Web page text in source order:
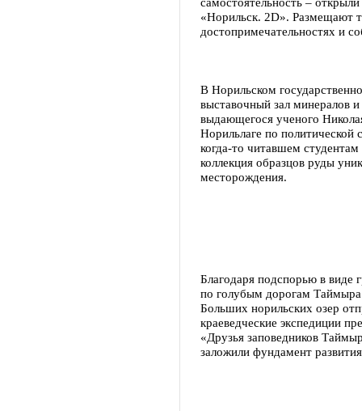
«Норильск. 2D». Размещают
достопримечательностях и
В Норильском
выставочный зал минералов
выдающегося ученого
Норильлаге по политической
когда-то читавшем
коллекция образцов руды
месторождения.
Благодаря подспорью в виде
по голубым дорогам
Больших норильских озер
краеведческие экспедиции
«Друзья заповедников
заложили фундамент